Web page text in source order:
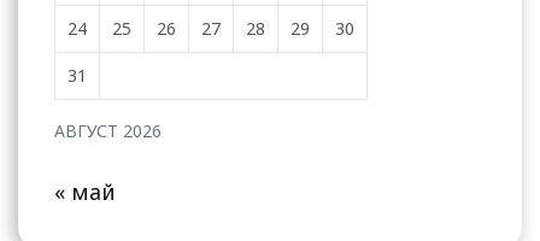
АВГУСТ 2026
24 25 26 27 28 29 30
31
« май